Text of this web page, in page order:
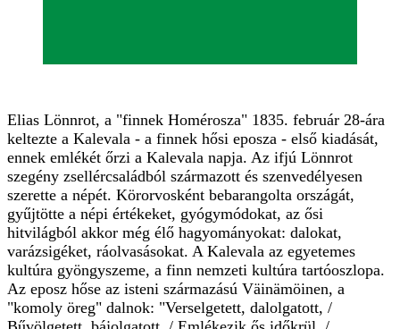
Elias Lönnrot, a "finnek Homérosza" 1835. február 28-ára
keltezte a Kalevala - a finnek hősi eposza - első kiadását,
ennek emlékét őrzi a Kalevala napja. Az ifjú Lönnrot
szegény zsellércsaládból származott és szenvedélyesen
szerette a népét. Körorvosként bebarangolta országát,
gyűjtötte a népi értékeket, gyógymódokat, az ősi
hitvilágból akkor még élő hagyományokat: dalokat,
varázsigéket, ráolvasásokat. A Kalevala az egyetemes
kultúra gyöngyszeme, a finn nemzeti kultúra tartóoszlopa.
Az eposz hőse az isteni származású Väinämöinen, a
"komoly öreg" dalnok: "Verselgetett, dalolgatott, /